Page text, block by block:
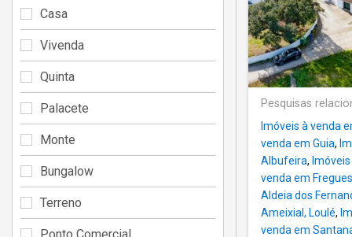
Pesquisas
Imóveis à venda
venda em Guia,
Albufeira,
venda em
Aldeia dos
Ameixial, Loulé,
venda em
Casa
Vivenda
Quinta
Palacete
Monte
Bungalow
Terreno
Ponto Comercial